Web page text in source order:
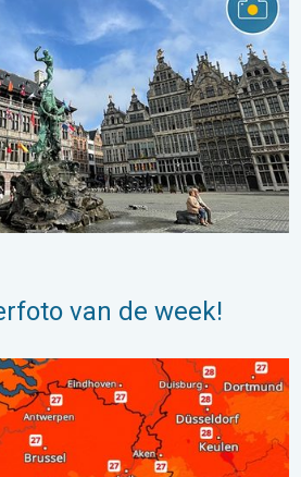
van de week!
de week. Bijna overal zomers